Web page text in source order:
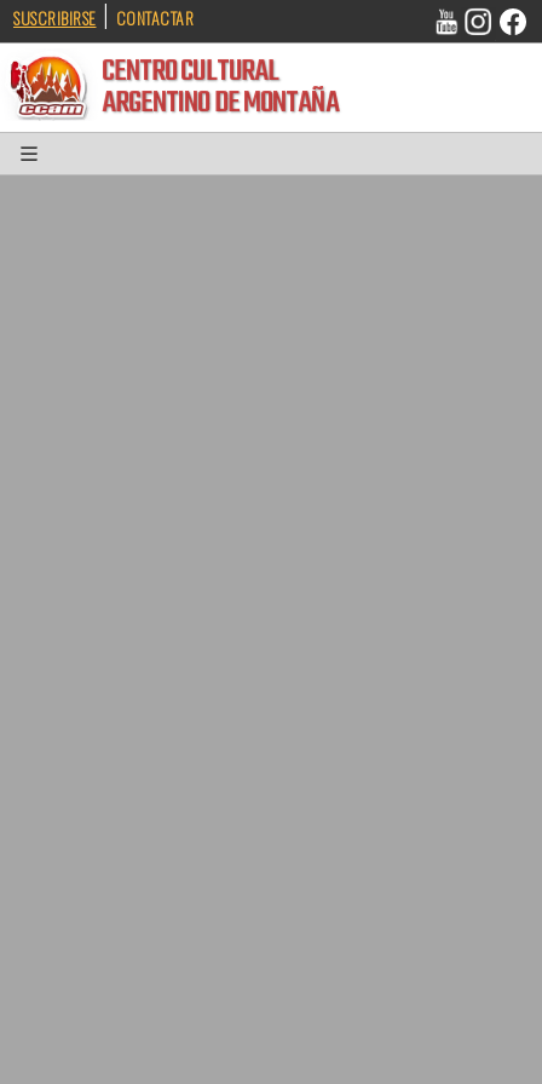
SUSCRIBIRSE | CONTACTAR
CENTRO CULTURAL
ARGENTINO DE MONTAÑA